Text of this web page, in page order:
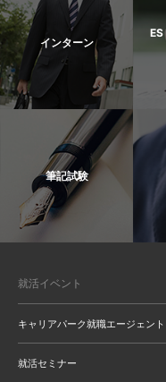
インターン
筆記試験
就活イベント
キャリアパーク就職エージェント
就活セミナー